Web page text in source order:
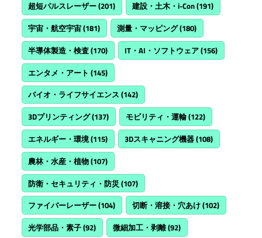
超短パルスレーザー(201) 建設・土木・i-Con(191)
宇宙・航空宇宙(181) 測量・マッピング(180)
半導体製造・検査(170) IT・AI・ソフトウェア(156)
エンタメ・アート (145)
バイオ・ライフサイエンス (142)
3Dプリンティング(137) モビリティ・運輸(122)
エネルギー・環境(115) 3Dスキャニング機器(108)
農林・水産・植物(107)
防衛・セキュリティ・防災 (107)
ファイバーレーザー(104) 切断・溶接・穴あけ(102)
光学部品・素子(92) 微細加工・剥離(92)